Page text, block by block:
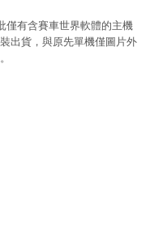
僅有含賽車世界軟體的主機
出貨，與原先單機僅圖片外